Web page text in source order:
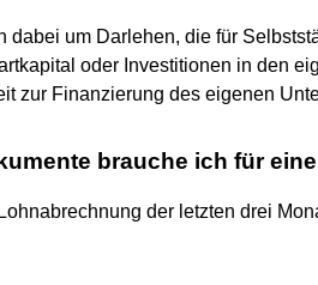
dabei um Darlehen, die für
oder Investitionen in den
zur Finanzierung des eigenen
brauche ich für
der letzten drei